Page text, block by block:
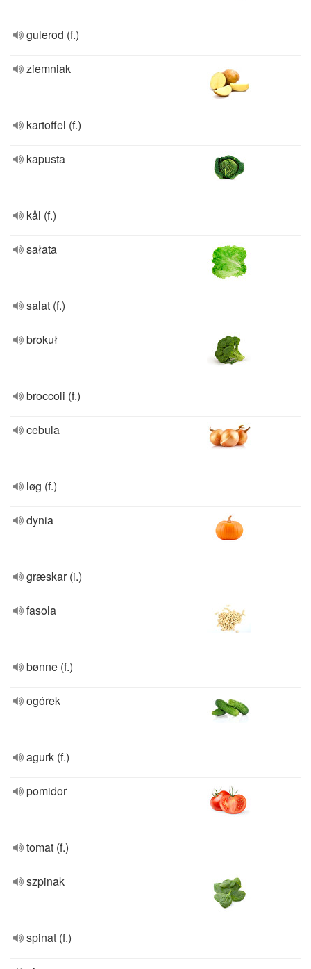
gulerod (f.)
ziemniak
kartoffel (f.)
kapusta
kål (f.)
sałata
salat (f.)
brokuł
broccoli (f.)
cebula
løg (f.)
dynia
græskar (i.)
fasola
bønne (f.)
ogórek
agurk (f.)
pomidor
tomat (f.)
szpinak
spinat (f.)